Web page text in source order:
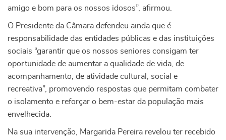
amigo e bom para os nossos idosos”, afirmou.
O Presidente da Câmara defendeu ainda que é
responsabilidade das entidades públicas e das instituições
sociais “garantir que os nossos seniores consigam ter
oportunidade de aumentar a qualidade de vida, de
acompanhamento, de atividade cultural, social e
recreativa”, promovendo respostas que permitam combater
o isolamento e reforçar o bem-estar da população mais
envelhecida.
Na sua intervenção, Margarida Pereira revelou ter recebido